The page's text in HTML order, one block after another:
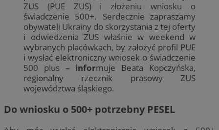
ZUS (PUE ZUS) i złożeniu wniosku o
świadczenie 500+. Serdecznie zapraszamy
obywateli Ukrainy do skorzystania z tej oferty
i odwiedzenia ZUS właśnie w weekend w
wybranych placówkach, by założyć profil PUE
i wysłać elektroniczny wniosek o świadczenie
500 plus – informuje Beata Kopczyńska,
regionalny rzecznik prasowy ZUS
województwa śląskiego.
Do wniosku o 500+ potrzebny PESEL